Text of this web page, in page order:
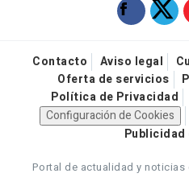
Contacto Aviso legal
Oferta de servicios
Política de Privacidad
Configuración de Cookies
Portal de actualidad y noticias